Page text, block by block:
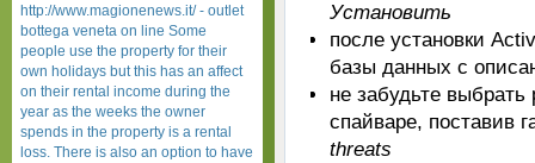
Установить
после установки
базы данных с
не забудьте
спайваре, поставив
threats
http://www.magionenews.it/ - outlet
bottega veneta on line Some
people use the property for their
own holidays but this has an affect
on their rental income during the
year as the weeks the owner
spends in the property is a rental
loss. There is also an option to have